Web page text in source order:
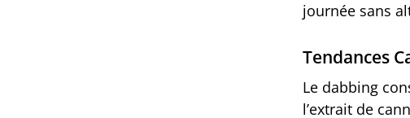
journée sans
Tendances
Le dabbing
l’extrait de